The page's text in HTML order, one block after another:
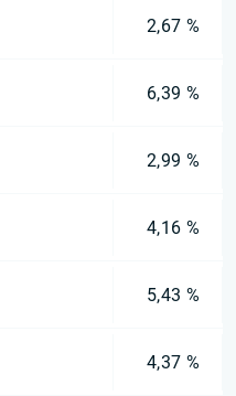
2,67 %
6,39 %
2,99 %
4,16 %
5,43 %
4,37 %